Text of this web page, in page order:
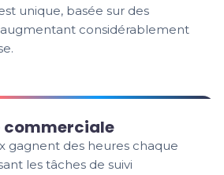
unique, basée sur des
considérablement
gagnent des heures chaque
les tâches de suivi